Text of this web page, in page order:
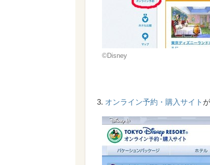
©Disney
3. オンライン予約・購入サイト